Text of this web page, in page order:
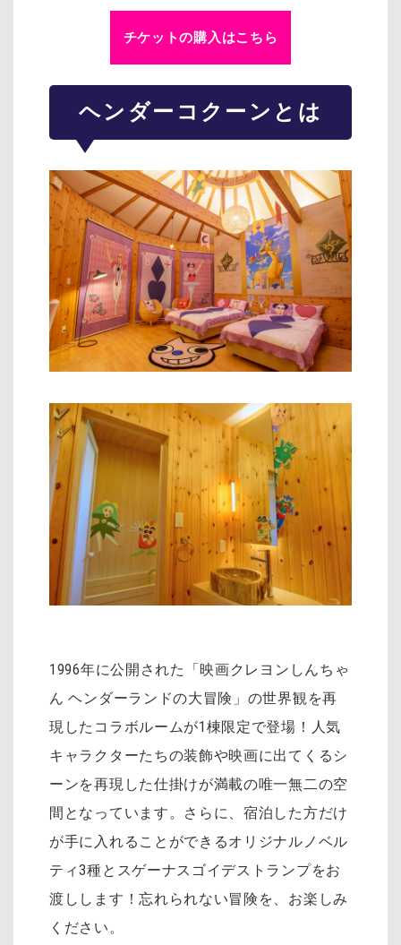
チケットの購入はこちら
ヘンダーコクーンとは
1996年に公開された「映画クレヨンしんちゃ
ん ヘンダーランドの大冒険」の世界観を再
現したコラボルームが1棟限定で登場！人気
キャラクターたちの装飾や映画に出てくるシ
ーンを再現した仕掛けが満載の唯一無二の空
間となっています。さらに、宿泊した方だけ
が手に入れることができるオリジナルノベル
ティ3種とスゲーナスゴイデストランプをお
渡しします！忘れられない冒険を、お楽しみ
ください。